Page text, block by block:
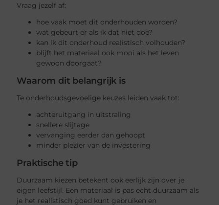
Vraag jezelf af:
hoe vaak moet dit onderhouden worden?
wat gebeurt er als ik dat niet doe?
kan ik dit onderhoud realistisch volhouden?
blijft het materiaal ook mooi als het leven
gewoon doorgaat?
Waarom dit belangrijk is
Te onderhoudsgevoelige keuzes leiden vaak tot:
achteruitgang in uitstraling
snellere slijtage
vervanging eerder dan gehoopt
minder plezier van de investering
Praktische tip
Duurzaam kiezen betekent ook eerlijk zijn over je
eigen leefstijl. Een materiaal is pas echt duurzaam als
je het realistisch goed kunt gebruiken en